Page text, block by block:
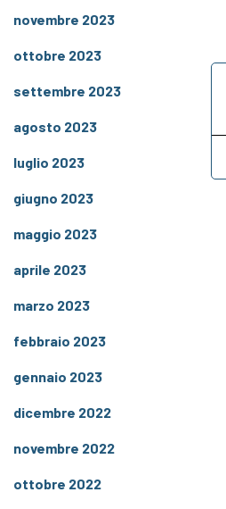
novembre 2023
ottobre 2023
settembre 2023
agosto 2023
luglio 2023
giugno 2023
maggio 2023
aprile 2023
marzo 2023
febbraio 2023
gennaio 2023
dicembre 2022
novembre 2022
ottobre 2022